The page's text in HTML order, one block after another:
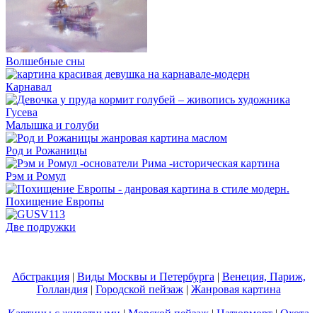
Волшебные сны
Карнавал
Малышка и голуби
Род и Рожаницы
Рэм и Ромул
Похищение Европы
Две подружки
Абстракция| Виды Москвы и Петербурга | Венеция, Париж,
Голландия| Городской пейзаж| Жанровая картина